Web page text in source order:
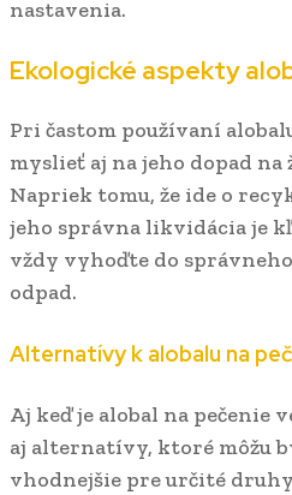
nastavenia.
Ekologické aspekty
Pri častom používaní
myslieť aj na jeho dopad
Napriek tomu, že ide o
jeho správna likvidácia je
vždy vyhoďte do
odpad.
Alternatívy k alobalu na
Aj keď je alobal na
aj alternatívy, ktoré môžu
vhodnejšie pre určité